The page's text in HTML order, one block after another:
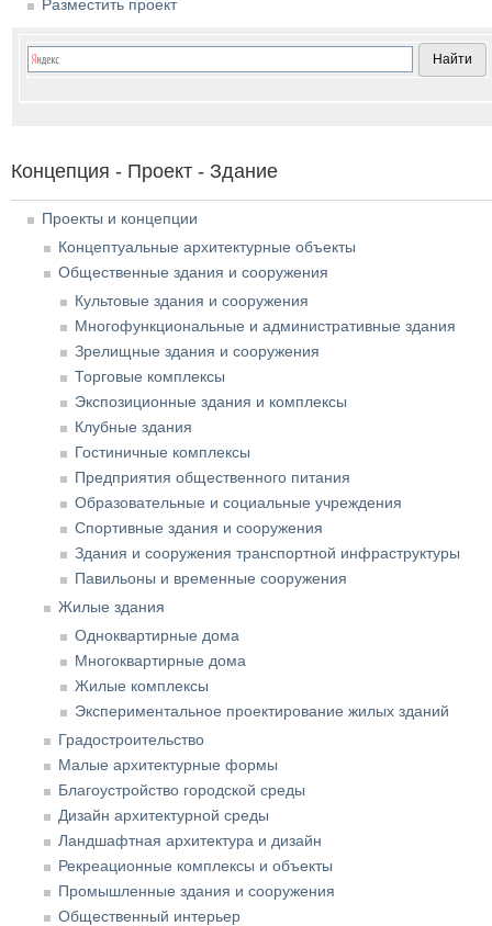
Разместить проект
Концепция - Проект - Здание
Проекты и концепции
Концептуальные архитектурные объекты
Общественные здания и сооружения
Культовые здания и сооружения
Многофункциональные и административные здания
Зрелищные здания и сооружения
Торговые комплексы
Экспозиционные здания и комплексы
Клубные здания
Гостиничные комплексы
Предприятия общественного питания
Образовательные и социальные учреждения
Спортивные здания и сооружения
Здания и сооружения транспортной инфраструктуры
Павильоны и временные сооружения
Жилые здания
Одноквартирные дома
Многоквартирные дома
Жилые комплексы
Экспериментальное проектирование жилых зданий
Градостроительство
Малые архитектурные формы
Благоустройство городской среды
Дизайн архитектурной среды
Ландшафтная архитектура и дизайн
Рекреационные комплексы и объекты
Промышленные здания и сооружения
Общественный интерьер